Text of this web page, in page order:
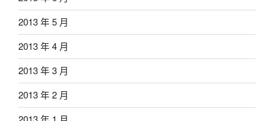
2013 年 5 月
2013 年 4 月
2013 年 3 月
2013 年 2 月